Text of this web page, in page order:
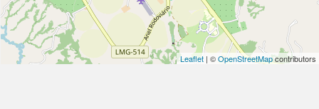
Leaflet | ©OpenStreetMapcontributors